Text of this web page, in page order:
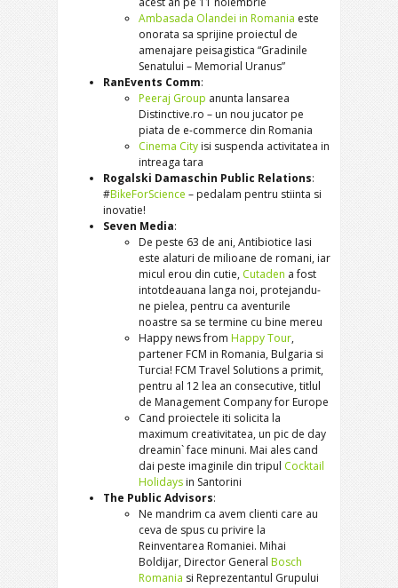
Ambasada Olandei in Romania este
onorata sa sprijine proiectul de
amenajare peisagistica “Gradinile
Senatului – Memorial Uranus”
RanEvents Comm:
Peeraj Group anunta lansarea
Distinctive.ro – un nou jucator pe
piata de e-commerce din Romania
Cinema City isi suspenda activitatea in
intreaga tara
Rogalski Damaschin Public Relations:
#BikeForScience – pedalam pentru stiinta si
inovatie!
Seven Media:
De peste 63 de ani, Antibiotice Iasi
este alaturi de milioane de romani, iar
micul erou din cutie, Cutaden a fost
intotdeauana langa noi, protejandu-
ne pielea, pentru ca aventurile
noastre sa se termine cu bine mereu
Happy news from Happy Tour,
partener FCM in Romania, Bulgaria si
Turcia! FCM Travel Solutions a primit,
pentru al 12 lea an consecutive, titlul
de Management Company for Europe
Cand proiectele iti solicita la
maximum creativitatea, un pic de day
dreamin` face minuni. Mai ales cand
dai peste imaginile din tripul Cocktail
Holidays in Santorini
The Public Advisors:
Ne mandrim ca avem clienti care au
ceva de spus cu privire la
Reinventarea Romaniei. Mihai
Boldijar, Director General Bosch
Romania si Reprezentantul Grupului